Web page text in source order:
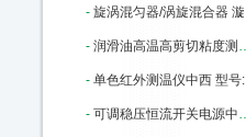
- 旋涡混匀器/涡旋混合器 漩涡混合仪（中西） 型号:M375967库号：M375967
- 润滑油高温高剪切粘度测定器 中西 型号:KD15-KD-H1706库号：M404041
- 单色红外测温仪中西 型号:SJ69-3025库号：M405943
- 可调稳压恒流开关电源中西 型号:GY22-YK-AD1220库号：M405945